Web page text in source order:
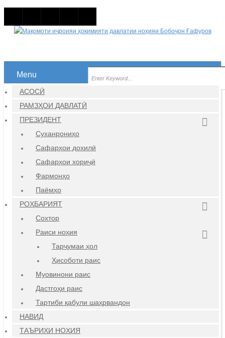
Menu
АСОСӢ
РАМЗҲОИ ДАВЛАТӢ
ПРЕЗИДЕНТ
Суханрониҳо
Сафарҳои дохилӣ
Сафарҳои хориҷӣ
Фармонҳо
Паёмҳо
РОҲБАРИЯТ
Сохтор
Раиси ноҳия
Тарҷумаи ҳол
Ҳисоботи раис
Муовинони раис
Дастгоҳи раис
Тартиби қабули шаҳрвандон
НАВИД
ТАЪРИХИ НОҲИЯ